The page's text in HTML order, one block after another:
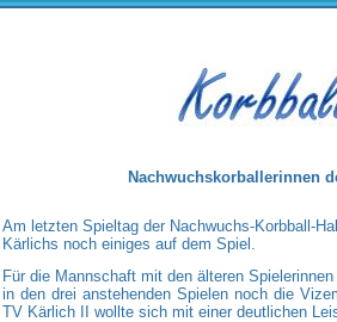
Nachwuchskorballerinnen
Am letzten Spieltag der Nachwuchs-Korbball-
Kärlichs noch einiges auf dem Spiel.
Für die Mannschaft mit den älteren
in den drei anstehenden Spielen noch die
TV Kärlich II wollte sich mit einer deutlichen